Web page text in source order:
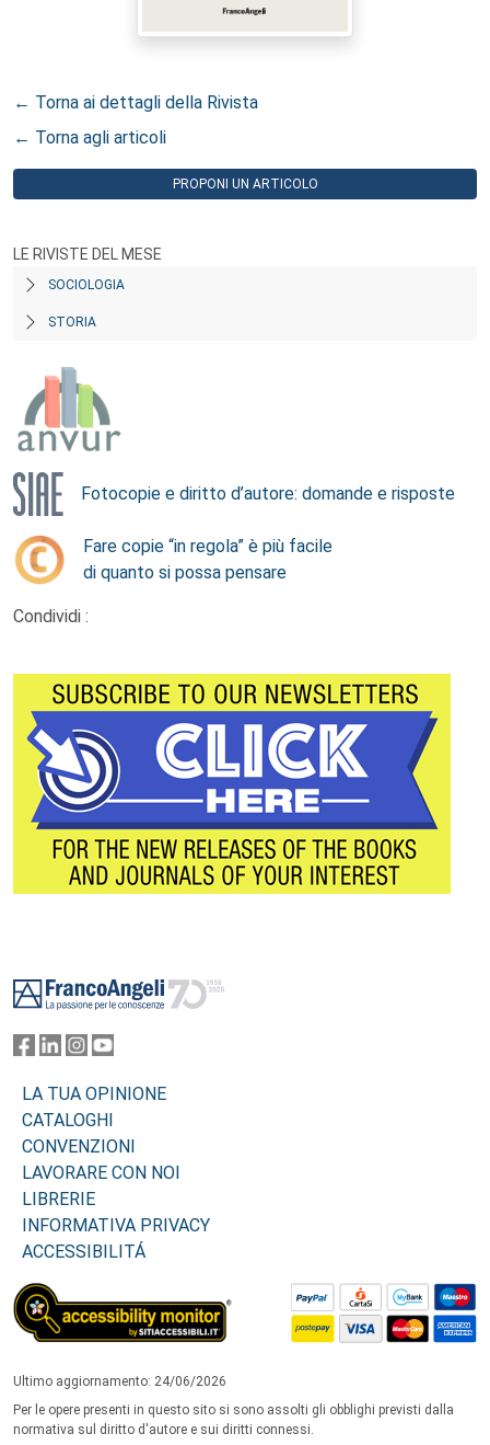
← Torna ai dettagli della Rivista
← Torna agli articoli
PROPONI UN ARTICOLO
LE RIVISTE DEL MESE
SOCIOLOGIA
STORIA
Fotocopie e diritto d’autore: domande e risposte
Fare copie “in regola” è più facile
di quanto si possa pensare
Condividi :
LA TUA OPINIONE
CATALOGHI
CONVENZIONI
LAVORARE CON NOI
LIBRERIE
INFORMATIVA PRIVACY
ACCESSIBILITÁ
Ultimo aggiornamento: 24/06/2026
Per le opere presenti in questo sito si sono assolti gli obblighi previsti dalla
normativa sul diritto d'autore e sui diritti connessi.